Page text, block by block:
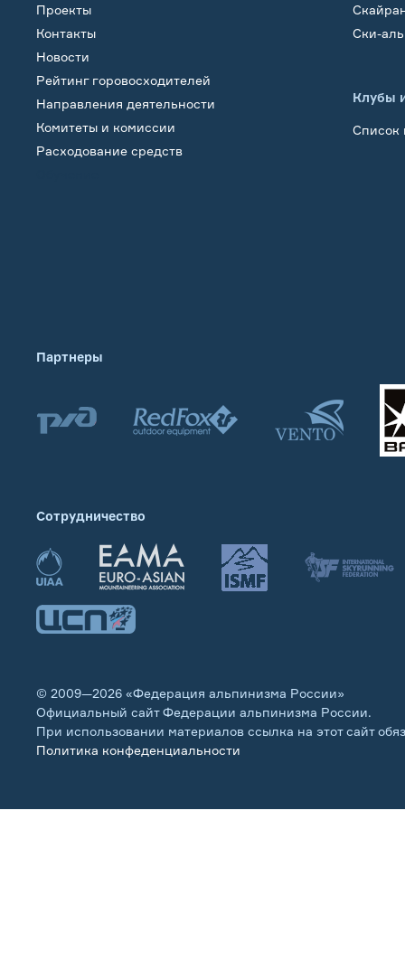
Проекты
Контакты
Новости
Рейтинг горовосходителей
Направления деятельности
Комитеты и комиссии
Расходование средств
Ски-
Клубы
Список
Партнеры
Сотрудничество
© 2009—2026 «Федерация альпинизма России»
Официальный сайт Федерации альпинизма России.
При использовании материалов ссылка на этот сайт
Политика конфеденциальности